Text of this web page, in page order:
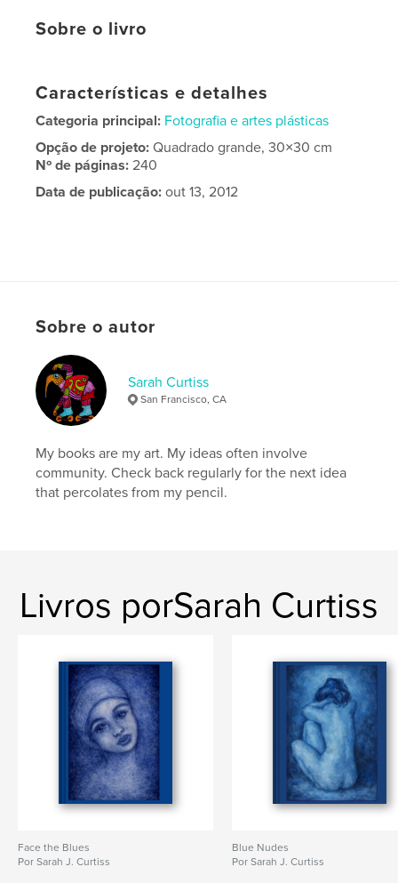
Sobre o livro
Características e detalhes
Categoria principal: Fotografia e artes plásticas
Opção de projeto:Quadrado grande, 30×30 cm
Nº de páginas:240
Data de publicação: out 13, 2012
Sobre o autor
Sarah Curtiss
San Francisco, CA
My books are my art. My ideas often involve
community. Check back regularly for the next idea
that percolates from my pencil.
Livros porSarah Curtiss
Face the Blues
Por Sarah J. Curtiss
Blue Nudes
Por Sarah J. Curtiss